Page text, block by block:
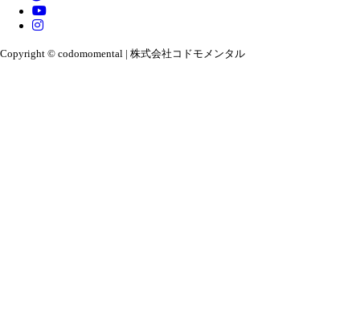
Copyright © codomomental | 株式会社コドモメンタル